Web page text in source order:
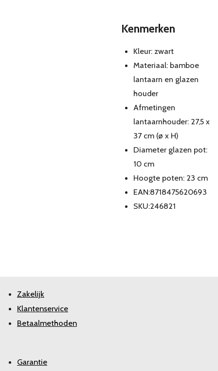
Kenmerken
Kleur: zwart
Materiaal: bamboe
lantaarn en glazen
houder
Afmetingen
lantaarnhouder: 27,5 x
37 cm (ø x H)
Diameter glazen pot:
10 cm
Hoogte poten: 23 cm
EAN:8718475620693
SKU:246821
Zakelijk
Klantenservice
Betaalmethoden
Garantie